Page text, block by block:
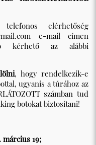
elérhetőség
e-mail címen
kérhető az alábbi
, hogy rendelkezik-e
ugyanis a túrához az
számban tud
botokat biztosítani!
március 19;